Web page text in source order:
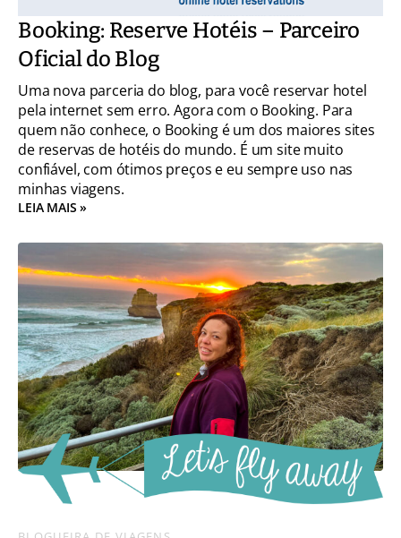
Booking: Reserve Hotéis – Parceiro
Oficial do Blog
Uma nova parceria do blog, para você reservar hotel
pela internet sem erro. Agora com o Booking. Para
quem não conhece, o Booking é um dos maiores sites
de reservas de hotéis do mundo. É um site muito
confiável, com ótimos preços e eu sempre uso nas
minhas viagens.
LEIA MAIS »